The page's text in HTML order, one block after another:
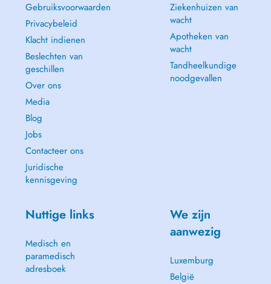
Gebruiksvoorwaarden
Privacybeleid
Klacht indienen
Beslechten van
geschillen
Over ons
Media
Blog
Jobs
Contacteer ons
Juridische
kennisgeving
Ziekenhuizen van
wacht
Apotheken van
wacht
Tandheelkundige
noodgevallen
Nuttige links
Medisch en
paramedisch
adresboek
We zijn
aanwezig
Luxemburg
België